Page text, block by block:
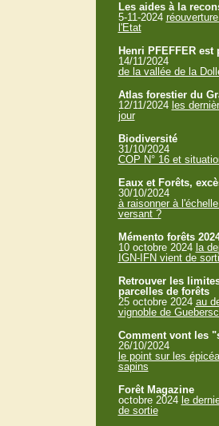
Les aides à la
5-11-2024
l'Etat
Henri PFEFFER est
14/11/2024
de la vallée de la
Atlas forestier du
12/11/2024 les
jour
Biodiversité
31/10/2024
COP N° 16 et
Eaux et Forêts,
30/10/2024
à raisonner à
versant ?
Mémento forêts
10 octobre 2024 la
IGN-IFN vient de
Retrouver les
parcelles de forêts
25 octobre 2024 au
vignoble de
Comment vont les
26/10/2024
le point sur les
sapins
Forêt Magazine
octobre 2024 le
de sortie